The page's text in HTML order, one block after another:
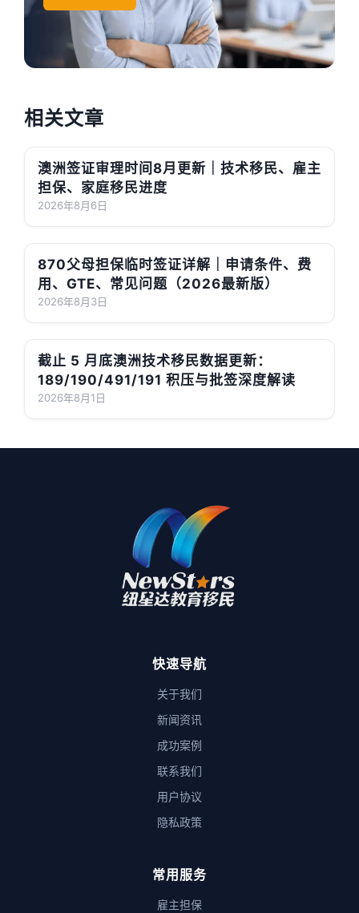
相关文章
澳洲签证审理时间8月更新｜技术移民、雇主
担保、家庭移民进度
2026年8月6日
870父母担保临时签证详解｜申请条件、费
用、GTE、常见问题（2026最新版）
2026年8月3日
截止 5 月底澳洲技术移民数据更新：
189/190/491/191 积压与批签深度解读
2026年8月1日
快速导航
关于我们
新闻资讯
成功案例
联系我们
用户协议
隐私政策
常用服务
雇主担保